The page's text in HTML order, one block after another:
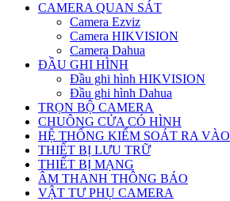
CAMERA QUAN SÁT
Camera Ezviz
Camera HIKVISION
Camera Dahua
ĐẦU GHI HÌNH
Đầu ghi hình HIKVISION
Đầu ghi hình Dahua
TRỌN BỘ CAMERA
CHUÔNG CỬA CÓ HÌNH
HỆ THỐNG KIỂM SOÁT RA VÀO
THIẾT BỊ LƯU TRỮ
THIẾT BỊ MẠNG
ÂM THANH THÔNG BÁO
VẬT TƯ PHỤ CAMERA